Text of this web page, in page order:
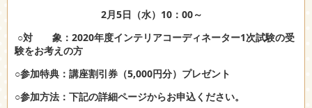
2月5日（水）10：00～
○対 象：2020年度インテリアコーディネーター1次試験の受
験をお考えの方
○参加特典：講座割引券（5,000円分）プレゼント
○参加方法：下記の詳細ページからお申込ください。